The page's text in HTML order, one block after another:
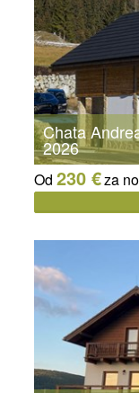
Chata
2026
Od 230 €za